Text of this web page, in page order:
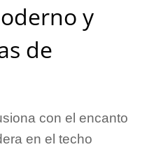
y
de
con el encanto
en el techo